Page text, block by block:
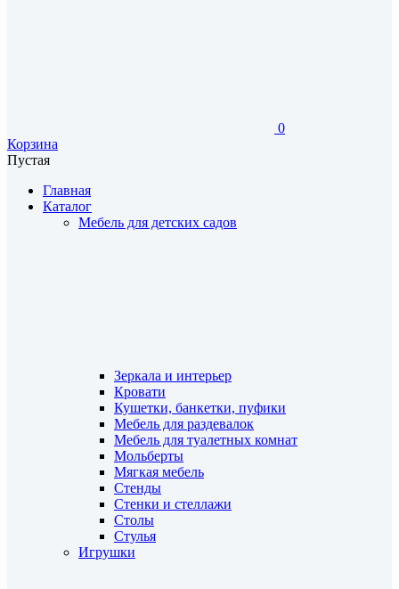
0
Корзина
Пустая
Главная
Каталог
Мебель для детских садов
Зеркала и интерьер
Кровати
Кушетки, банкетки, пуфики
Мебель для раздевалок
Мебель для туалетных комнат
Мольберты
Мягкая мебель
Стенды
Стенки и стеллажи
Столы
Стулья
Игрушки